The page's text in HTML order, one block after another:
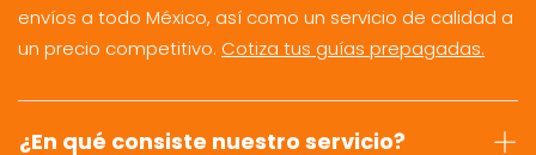
envíos a todo México, así como un servicio de calidad a
un precio competitivo. Cotiza tus guías prepagadas.
¿En qué consiste nuestro servicio?